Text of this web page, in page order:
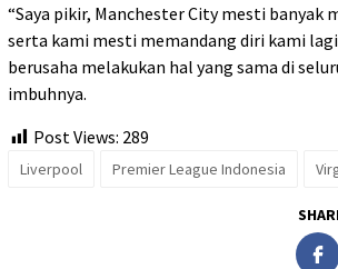
“Saya pikir, Manchester City mesti banyak
serta kami mesti memandang diri kami
berusaha melakukan hal yang sama di
imbuhnya.
Post Views: 289
Liverpool Premier League Indonesia